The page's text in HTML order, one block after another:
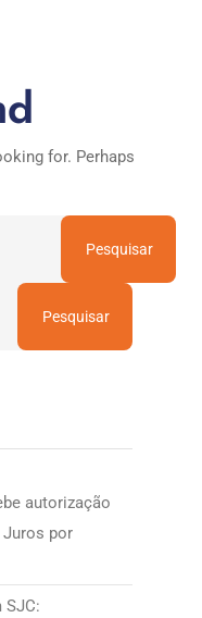
for. Perhaps
Pesquisar
autorização
Juros por
SJC: